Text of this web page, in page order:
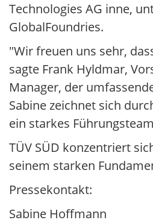
Technologies AG inne,
GlobalFoundries.
"Wir freuen uns sehr,
sagte Frank Hyldmar,
Manager, der
Sabine zeichnet sich
ein starkes
TÜV SÜD konzentriert
seinem starken
Pressekontakt:
Sabine Hoffmann